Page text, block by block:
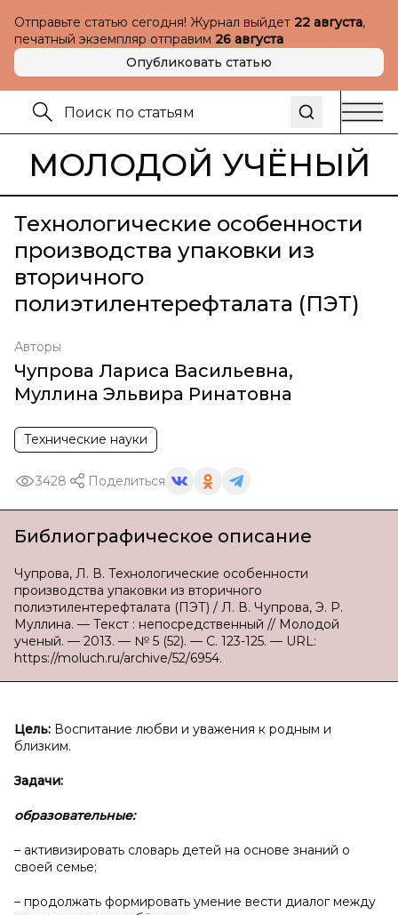
Отправьте статью сегодня! Журнал выйдет 22 августа,
печатный экземпляр отправим 26 августа
Опубликовать статью
МОЛОДОЙ УЧЁНЫЙ
Технологические особенности
производства упаковки из
вторичного
полиэтилентерефталата (ПЭТ)
Авторы
Чупрова Лариса Васильевна,
Муллина Эльвира Ринатовна
Технические науки
3428 Поделиться
Библиографическое описание
Чупрова, Л. В. Технологические особенности
производства упаковки из вторичного
полиэтилентерефталата (ПЭТ) / Л. В. Чупрова, Э. Р.
Муллина. — Текст : непосредственный // Молодой
ученый. — 2013. — № 5 (52). — С. 123-125. — URL:
https://moluch.ru/archive/52/6954.
Цель: Воспитание любви и уважения к родным и
близким.
Задачи:
образовательные:
– активизировать словарь детей на основе знаний о
своей семье;
– продолжать формировать умение вести диалог между